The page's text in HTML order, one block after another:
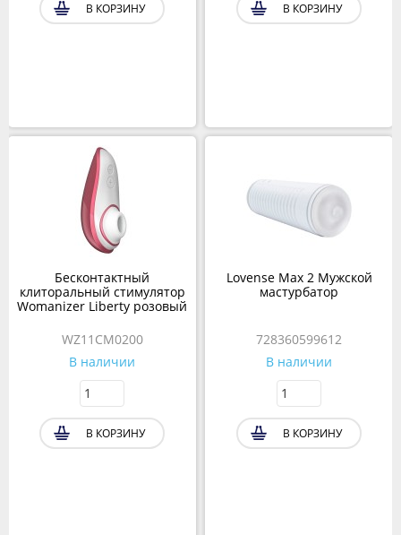
В КОРЗИНУ
Бесконтактный
клиторальный стимулятор
Womanizer Liberty розовый
WZ11CM0200
В наличии
В КОРЗИНУ
В КОРЗИНУ
Lovense Max 2 Мужской
мастурбатор
728360599612
В наличии
В КОРЗИНУ